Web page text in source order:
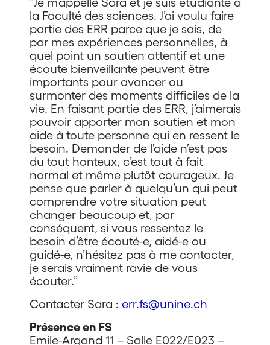
la Faculté des sciences. J’ai voulu faire
partie des ERR parce que je sais, de
par mes expériences personnelles, à
quel point un soutien attentif et une
écoute bienveillante peuvent être
importants pour avancer ou
surmonter des moments difficiles de la
vie. En faisant partie des ERR, j’aimerais
pouvoir apporter mon soutien et mon
aide à toute personne qui en ressent le
besoin. Demander de l’aide n’est pas
du tout honteux, c’est tout à fait
normal et même plutôt courageux. Je
pense que parler à quelqu’un qui peut
comprendre votre situation peut
changer beaucoup et, par
conséquent, si vous ressentez le
besoin d’être écouté-e, aidé-e ou
guidé-e, n’hésitez pas à me contacter,
je serais vraiment ravie de vous
écouter.”
Contacter Sara : err.fs@unine.ch
Présence en FS
Emile-Argand 11 – Salle E022/E023 –